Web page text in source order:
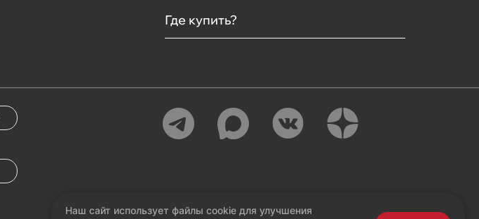
Где купить?
Наш сайт использует файлы cookie для улучшения